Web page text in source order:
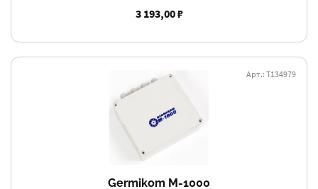
3 193,00 ₽
Germikom M-1000
Арт.: Т134979